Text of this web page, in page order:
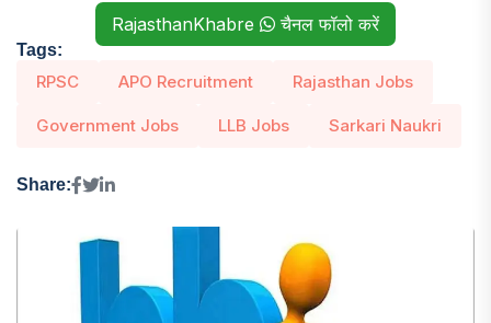
RajasthanKhabre चैनल फॉलो करें
Tags:
RPSC APO Recruitment Rajasthan Jobs
Government Jobs LLB Jobs Sarkari Naukri
Share: